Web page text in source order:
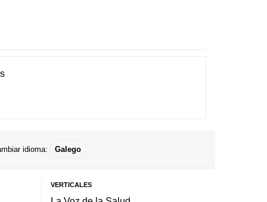
idioma: Galego
VERTICALES